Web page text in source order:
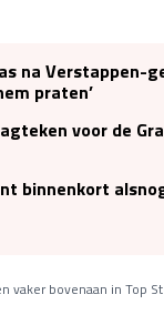
na Verstappen-
praten’
voor de
binnenkort
vaker bovenaan in Top